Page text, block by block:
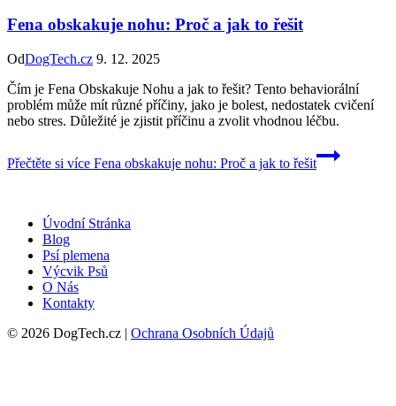
Fena obskakuje nohu: Proč a jak to řešit
OdDogTech.cz 9. 12. 2025
Čím je Fena Obskakuje Nohu a jak to řešit? Tento behaviorální
problém může mít různé příčiny, jako je bolest, nedostatek cvičení
nebo stres. Důležité je zjistit příčinu a zvolit vhodnou léčbu.
Přečtěte si více Fena obskakuje nohu: Proč a jak to řešit
Úvodní Stránka
Blog
Psí plemena
Výcvik Psů
O Nás
Kontakty
© 2026 DogTech.cz | Ochrana Osobních Údajů